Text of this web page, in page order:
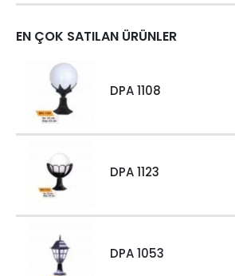
EN ÇOK SATILAN ÜRÜNLER
DPA 1108
DPA 1123
DPA 1053